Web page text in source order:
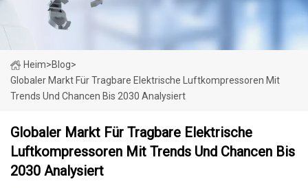
Heim>Blog>
Globaler Markt Für Tragbare Elektrische Luftkompressoren Mit
Trends Und Chancen Bis 2030 Analysiert
Globaler Markt Für Tragbare Elektrische
Luftkompressoren Mit Trends Und Chancen Bis
2030 Analysiert